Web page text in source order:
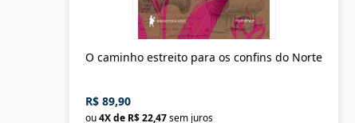
O caminho estreito para os confins do Norte
R$ 89,90
ou4X de R$ 22,47sem juros